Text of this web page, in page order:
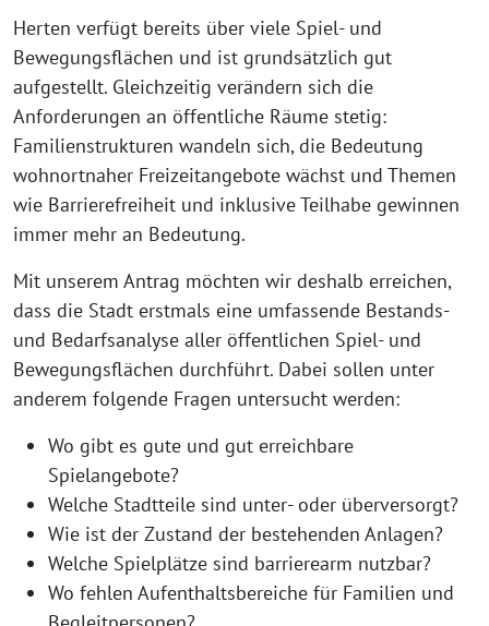
Herten verfügt bereits über viele Spiel- und
Bewegungsflächen und ist grundsätzlich gut
aufgestellt. Gleichzeitig verändern sich die
Anforderungen an öffentliche Räume stetig:
Familienstrukturen wandeln sich, die Bedeutung
wohnortnaher Freizeitangebote wächst und Themen
wie Barrierefreiheit und inklusive Teilhabe gewinnen
immer mehr an Bedeutung.
Mit unserem Antrag möchten wir deshalb erreichen,
dass die Stadt erstmals eine umfassende Bestands-
und Bedarfsanalyse aller öffentlichen Spiel- und
Bewegungsflächen durchführt. Dabei sollen unter
anderem folgende Fragen untersucht werden:
Wo gibt es gute und gut erreichbare
Spielangebote?
Welche Stadtteile sind unter- oder überversorgt?
Wie ist der Zustand der bestehenden Anlagen?
Welche Spielplätze sind barrierearm nutzbar?
Wo fehlen Aufenthaltsbereiche für Familien und